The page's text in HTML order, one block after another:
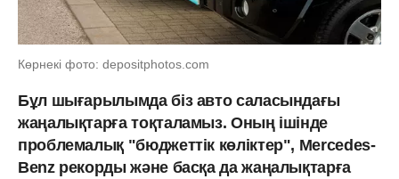
Көрнекі фото: depositphotos.com
Бұл шығарылымда біз авто саласындағы
жаңалықтарға тоқталамыз. Оның ішінде
проблемалық "бюджеттік көліктер", Mercedes-
Benz рекорды және басқа да жаңалықтарға